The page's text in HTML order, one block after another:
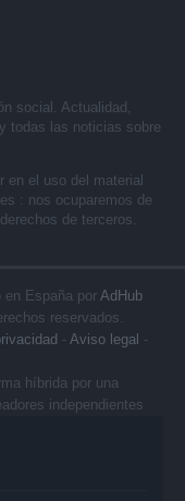
social. Actualidad,
todas las noticias sobre
en el uso del material
: nos ocuparemos de
de terceros.
España por AdHub
reservados.
- Aviso legal -
híbrida por una
independientes